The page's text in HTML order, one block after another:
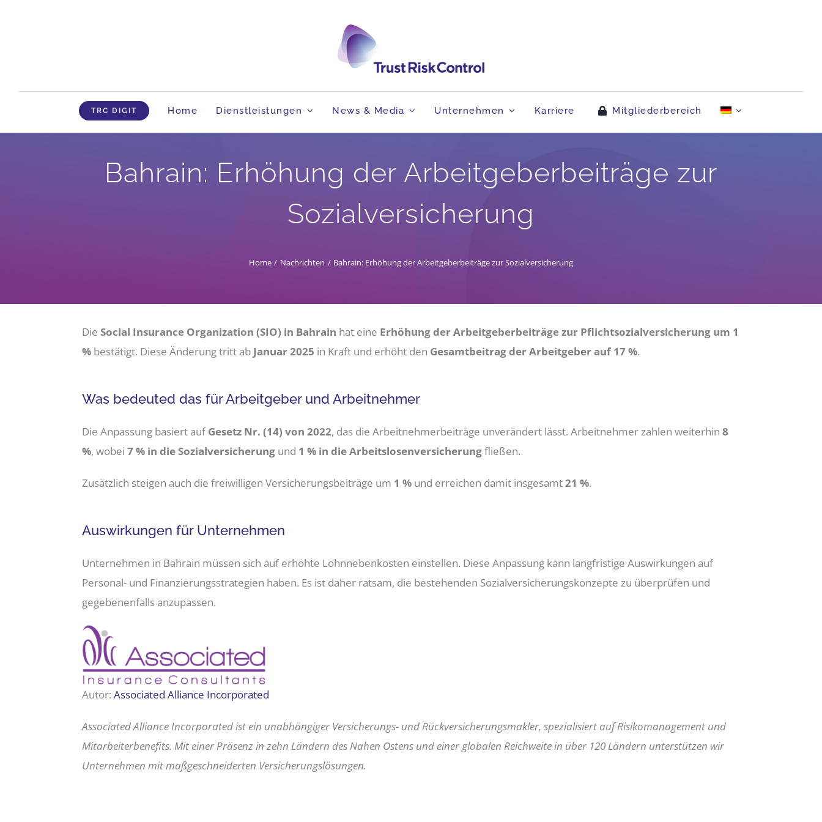
TRC DIGIT Home Dienstleistungen News & Media Unternehmen Karriere Mitgliederbereich
Bahrain: Erhöhung der Arbeitgeberbeiträge zur
Sozialversicherung
Home Nachrichten Bahrain: Erhöhung der Arbeitgeberbeiträge zur Sozialversicherung
Die Social Insurance Organization (SIO) in Bahrain hat eine Erhöhung der Arbeitgeberbeiträge zur Pflichtsozialversicherung um 1
%bestätigt. Diese Änderung tritt ab Januar 2025 in Kraft und erhöht den Gesamtbeitrag der Arbeitgeber auf 17 %.
Was bedeuted das für Arbeitgeber und Arbeitnehmer
Die Anpassung basiert aufGesetz Nr. (14) von 2022, das die Arbeitnehmerbeiträge unverändert lässt. Arbeitnehmer zahlen weiterhin 8
%, wobei 7 % in die Sozialversicherungund 1 % in die Arbeitslosenversicherungfließen.
Zusätzlich steigen auch die freiwilligen Versicherungsbeiträge um 1 %und erreichen damit insgesamt21 %.
Auswirkungen für Unternehmen
Unternehmen in Bahrain müssen sich auf erhöhte Lohnnebenkosten einstellen. Diese Anpassung kann langfristige Auswirkungen auf
Personal- und Finanzierungsstrategien haben. Es ist daher ratsam, die bestehenden Sozialversicherungskonzepte zu überprüfen und
gegebenenfalls anzupassen.
Autor: Associated Alliance Incorporated
Associated Alliance Incorporated ist ein unabhängiger Versicherungs- und Rückversicherungsmakler, spezialisiert auf Risikomanagement und
Mitarbeiterbenefits. Mit einer Präsenz in zehn Ländern des Nahen Ostens und einer globalen Reichweite in über 120 Ländern unterstützen wir
Unternehmen mit maßgeschneiderten Versicherungslösungen.